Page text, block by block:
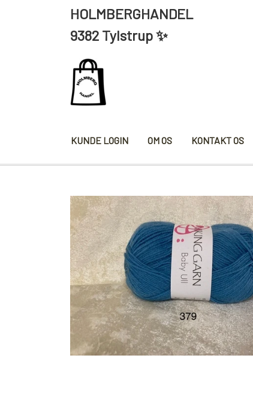
HOLMBERGHANDEL
9382 Tylstrup ✨
KUNDE LOGIN OM OS KONTAKT OS
KRYDDERIER
SALT/PEBER
PAPRIKA/CHILI
KARRY KRYDDERIER
KRYDDERURTER
BAGEKRYDDERI/ KRYMMEL
MIXKRYDDERIER
DIVERSE